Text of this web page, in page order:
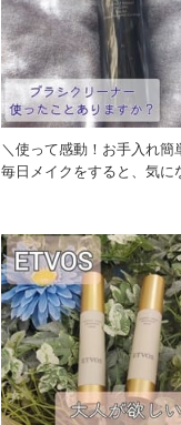
＼使って感動！お手入れ簡
毎日メイクをすると、気に